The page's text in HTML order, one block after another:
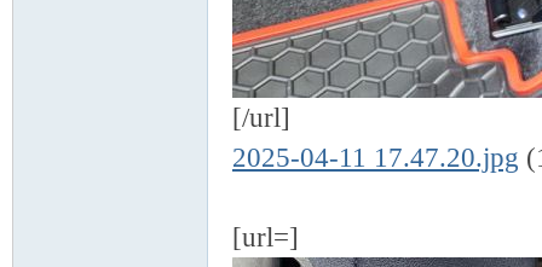
[/url]
2025-04-11 17.47.20.jpg
[url=]